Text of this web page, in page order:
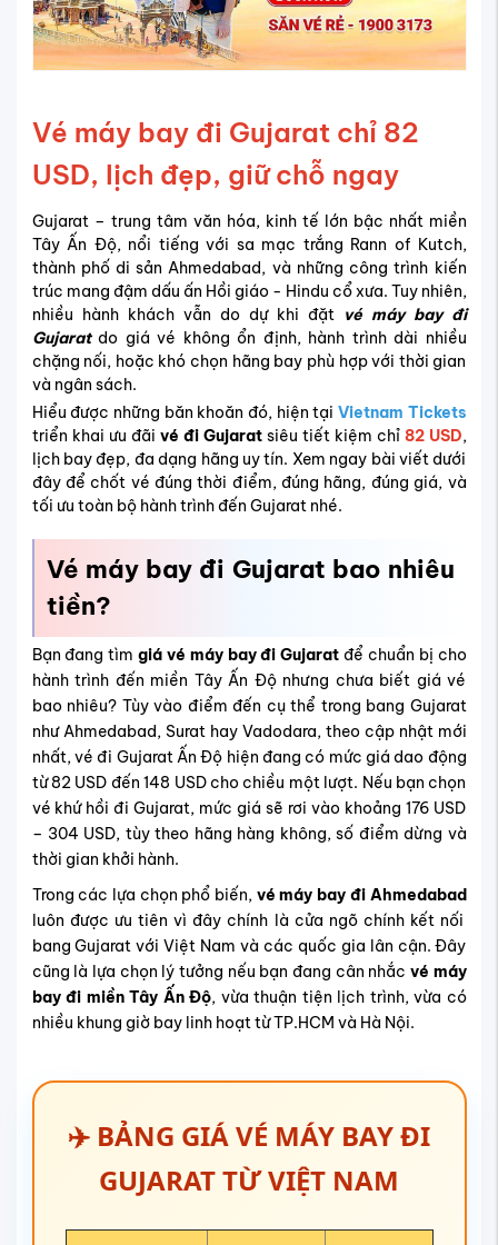
Vé máy bay đi Gujarat chỉ 82
USD, lịch đẹp, giữ chỗ ngay
Gujarat – trung tâm văn hóa, kinh tế lớn bậc nhất miền
Tây Ấn Độ, nổi tiếng với sa mạc trắng Rann of Kutch,
thành phố di sản Ahmedabad, và những công trình kiến
trúc mang đậm dấu ấn Hồi giáo - Hindu cổ xưa. Tuy nhiên,
nhiều hành khách vẫn do dự khi đặt vé máy bay đi
Gujaratdo giá vé không ổn định, hành trình dài nhiều
chặng nối, hoặc khó chọn hãng bay phù hợp với thời gian
và ngân sách.
Hiểu được những băn khoăn đó, hiện tại Vietnam Tickets
triển khai ưu đãi vé đi Gujaratsiêu tiết kiệm chỉ 82 USD,
lịch bay đẹp, đa dạng hãng uy tín. Xem ngay bài viết dưới
đây để chốt vé đúng thời điểm, đúng hãng, đúng giá, và
tối ưu toàn bộ hành trình đến Gujarat nhé.
Vé máy bay đi Gujarat bao nhiêu
tiền?
Bạn đang tìm giá vé máy bay đi Gujarat để chuẩn bị cho
hành trình đến miền Tây Ấn Độ nhưng chưa biết giá vé
bao nhiêu? Tùy vào điểm đến cụ thể trong bang Gujarat
như Ahmedabad, Surat hay Vadodara, theo cập nhật mới
nhất,vé đi Gujarat Ấn Độ hiện đang có mức giá dao động
từ 82 USD đến 148 USD cho chiều một lượt. Nếu bạn chọn
vé khứ hồi đi Gujarat, mức giá sẽ rơi vào khoảng 176 USD
– 304 USD, tùy theo hãng hàng không, số điểm dừng và
thời gian khởi hành.
Trong các lựa chọn phổ biến, vé máy bay đi Ahmedabad
luôn được ưu tiên vì đây chính là cửa ngõ chính kết nối
bang Gujarat với Việt Nam và các quốc gia lân cận. Đây
cũng là lựa chọn lý tưởng nếu bạn đang cân nhắc vé máy
bay đi miền Tây Ấn Độ, vừa thuận tiện lịch trình, vừa có
nhiều khung giờ bay linh hoạt từ TP.HCM và Hà Nội.
✈️ BẢNG GIÁ VÉ MÁY BAY ĐI
GUJARAT TỪ VIỆT NAM